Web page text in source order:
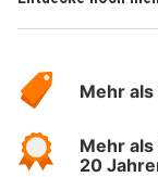
Hotelspecials
Mehr
Mehr
20